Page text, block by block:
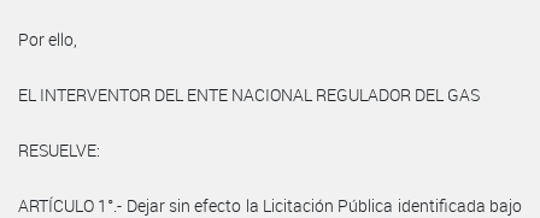
Por ello,
EL INTERVENTOR DEL ENTE NACIONAL REGULADOR DEL GAS
RESUELVE:
ARTÍCULO 1°.- Dejar sin efecto la Licitación Pública identificada bajo